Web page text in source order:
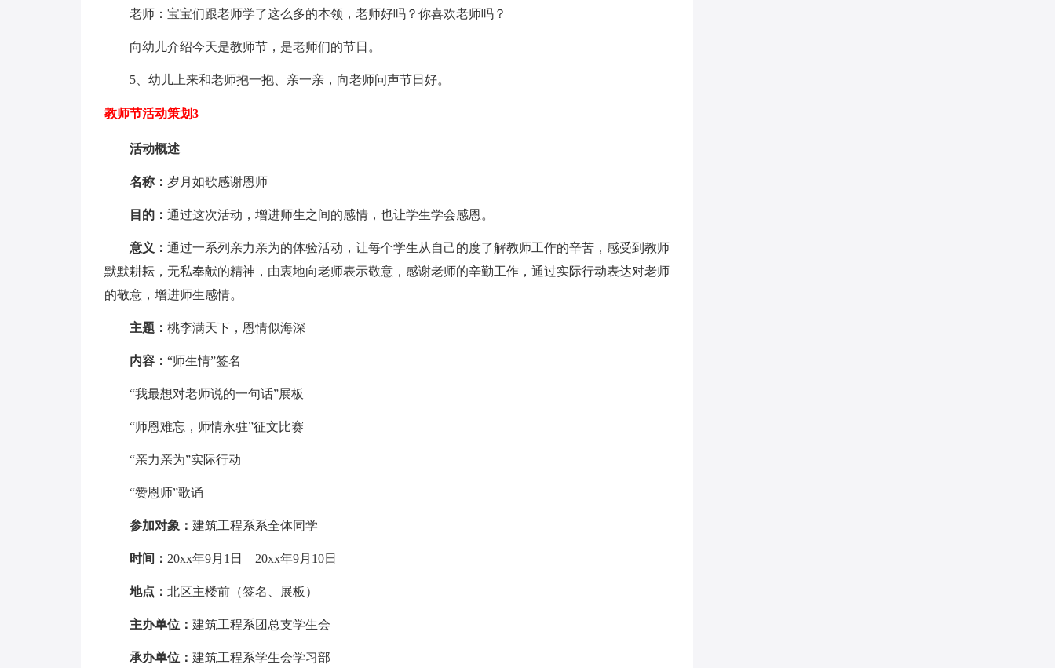
老师：宝宝们跟老师学了这么多的本领，老师好吗？你喜欢老师吗？
向幼儿介绍今天是教师节，是老师们的节日。
5、幼儿上来和老师抱一抱、亲一亲，向老师问声节日好。
教师节活动策划3
活动概述
名称： 岁月如歌感谢恩师
目的： 通过这次活动，增进师生之间的感情，也让学生学会感恩。
意义： 通过一系列亲力亲为的体验活动，让每个学生从自己的度了解教师工作的辛苦，感受到教师
默默耕耘，无私奉献的精神，由衷地向老师表示敬意，感谢老师的辛勤工作，通过实际行动表达对老师
的敬意，增进师生感情。
主题： 桃李满天下，恩情似海深
内容： “师生情”签名
“我最想对老师说的一句话”展板
“师恩难忘，师情永驻”征文比赛
“亲力亲为”实际行动
“赞恩师”歌诵
参加对象： 建筑工程系系全体同学
时间： 20xx年9月1日—20xx年9月10日
地点： 北区主楼前（签名、展板）
主办单位： 建筑工程系团总支学生会
承办单位： 建筑工程系学生会学习部